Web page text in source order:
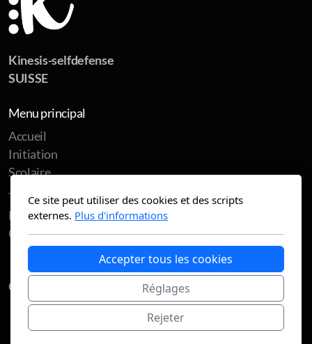
Kinesis-selfdefense
SUISSE
Menu principal
Accueil
Initiation
Scolaire
Trouver de l'aide
Le prof
Contactez-nous
Copyright ©2026 Tous droits réservés.
Ce site peut utiliser des cookies et des scripts
externes. Plus d'informations
Accepter tous les cookies
Réglages
Rejeter